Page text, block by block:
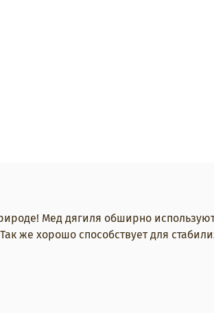
Мед дягиля обширно
же хорошо способствует для